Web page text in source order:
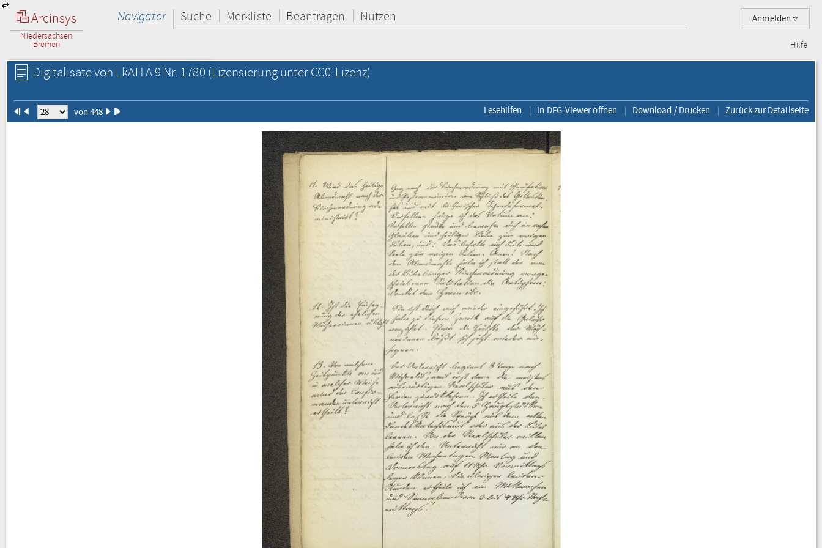
Arcinsys
Niedersachsen
Bremen
Anmelden
Navigator Suche Merkliste Beantragen Nutzen
Hilfe
Digitalisate von LkAH A 9 Nr. 1780 (Lizensierung unter CC0-Lizenz)
von 448 Lesehilfen In DFG-Viewer öffnen Download / Drucken Zurück zur Detailseite